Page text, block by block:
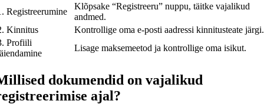
Registreerumine
Klõpsake “Registreeru” nuppu, täitke vajalikud
andmed.
Kinnitus
Kontrollige oma e-posti aadressi kinnitusteate järgi.
Profiili
Lisage maksemeetod ja kontrollige oma isikut.
dokumendid on vajalikud
ajal?